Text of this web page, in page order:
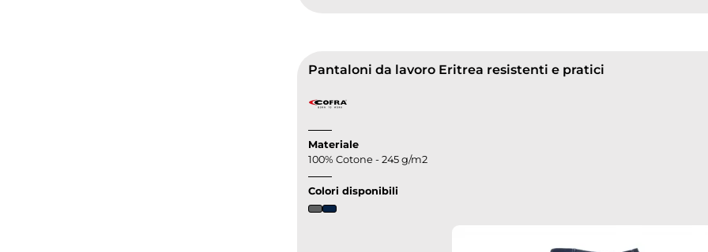
Pantaloni da lavoro Eritrea resistenti e pratici
Materiale
100% Cotone - 245 g/m2
Colori disponibili